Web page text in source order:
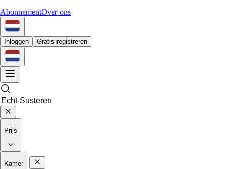
AbonnementOver ons
Inloggen Gratis registreren
Prijs
Kamer